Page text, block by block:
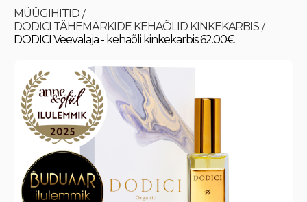
MÜÜGIHITID /
DODICI TÄHEMÄRKIDE KEHAÕLID KINKEKARBIS /
DODICI Veevalaja - kehaõli kinkekarbis 62.00€